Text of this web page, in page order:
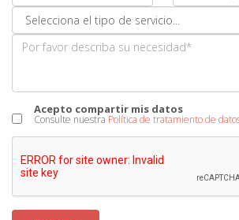
Acepto compartir mis datos
Consulte nuestra Política de tratamiento de